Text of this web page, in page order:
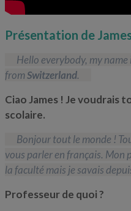
Présentation de
Hello everybody, my name
fromSwitzerland.
Ciao James ! Je voudrais
scolaire.
Bonjour tout le monde !
vous parler en français. Mon
la faculté mais je savais
Professeur de quoi ?